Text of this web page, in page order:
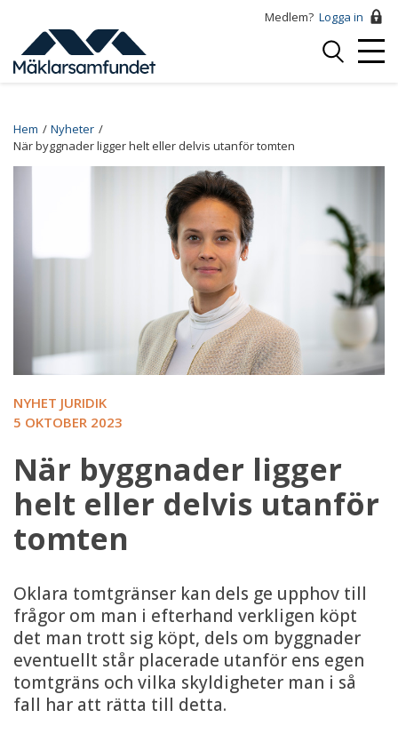
huvudinnehåll
Medlem? Logga in
Logga
Breadcrumb
Hem
Nyheter
När byggnader ligger helt eller delvis utanför tomten
NYHET JURIDIK
5 OKTOBER 2023
När byggnader ligger
helt eller delvis utanför
tomten
Oklara tomtgränser kan dels ge upphov till
frågor om man i efterhand verkligen köpt
det man trott sig köpt, dels om byggnader
eventuellt står placerade utanför ens egen
tomtgräns och vilka skyldigheter man i så
fall har att rätta till detta.